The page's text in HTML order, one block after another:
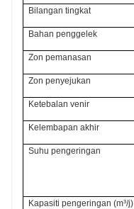
Bilangan tingkat
Bahan penggelek
Zon pemanasan
Zon penyejukan
Ketebalan venir
Kelembapan akhir
Suhu pengeringan
Kapasiti pengeringan (m³/j)